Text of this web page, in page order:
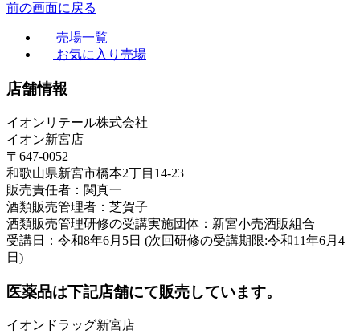
前の画面に戻る
売場一覧
お気に入り売場
店舗情報
イオンリテール株式会社
イオン新宮店
〒647-0052
和歌山県新宮市橋本2丁目14-23
販売責任者：関真一
酒類販売管理者：芝賀子
酒類販売管理研修の受講実施団体：新宮小売酒販組合
受講日：令和8年6月5日 (次回研修の受講期限:令和11年6月4
日)
医薬品は下記店舗にて販売しています。
イオンドラッグ新宮店